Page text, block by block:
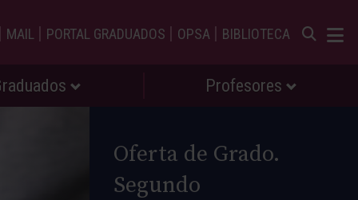
| MAIL | PORTAL GRADUADOS | OPSA | BIBLIOTECA
Profesores
Oferta de Grado.
Segundo